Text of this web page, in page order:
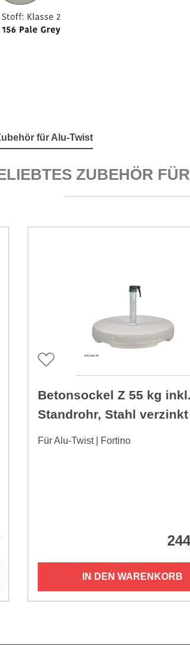
für Alu-Twist
ZUBEHÖR
Betonsockel Z 55 kg inkl.
Standrohr, Stahl verzinkt
Für Alu-Twist | Fortino
IN DEN WARENKORB